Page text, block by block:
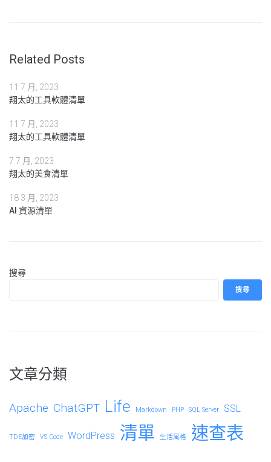
Related Posts
11 7 月, 2023
翔太的工具軟體清單
11 7 月, 2023
翔太的工具軟體清單
7 7 月, 2023
翔太的美食清單
18 3 月, 2023
AI 資源清單
搜尋
搜尋
文章分類
Apache ChatGPT Life Markdown PHP SQL Server SSL
TDE加密 VS Code WordPress 清單 生活風格 速查表